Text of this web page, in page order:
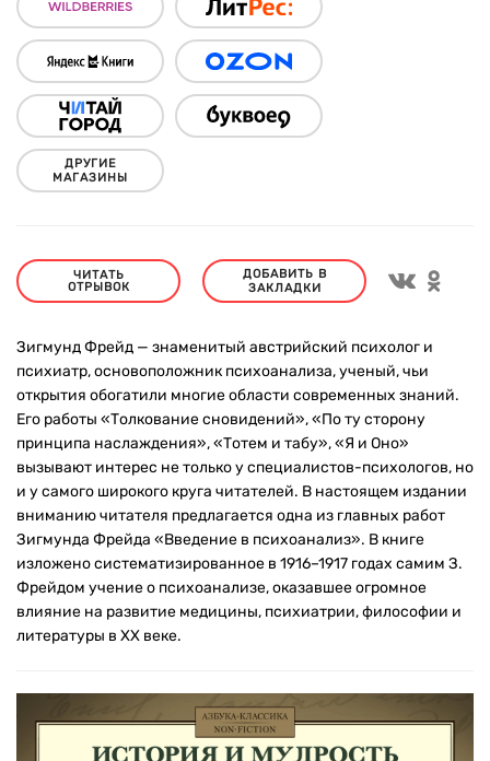
ДРУГИЕ
МАГАЗИНЫ
ЧИТАТЬ
ОТРЫВОК
ДОБАВИТЬ В
ЗАКЛАДКИ
Зигмунд Фрейд — знаменитый австрийский психолог и
психиатр, основоположник психоанализа, ученый, чьи
открытия обогатили многие области современных знаний.
Его работы «Толкование сновидений», «По ту сторону
принципа наслаждения», «Тотем и табу», «Я и Оно»
вызывают интерес не только у специалистов-психологов, но
и у самого широкого круга читателей. В настоящем издании
вниманию читателя предлагается одна из главных работ
Зигмунда Фрейда «Введение в психоанализ». В книге
изложено систематизированное в 1916–1917 годах самим З.
Фрейдом учение о психоанализе, оказавшее огромное
влияние на развитие медицины, психиатрии, философии и
литературы в XX веке.